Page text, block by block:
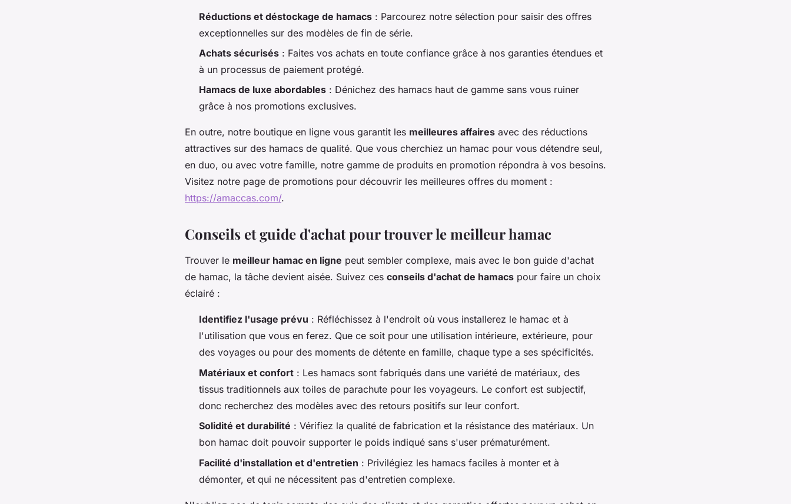
Réductions et déstockage de hamacs : Parcourez notre sélection pour saisir des offres
exceptionnelles sur des modèles de fin de série.
Achats sécurisés : Faites vos achats en toute confiance grâce à nos garanties étendues et
à un processus de paiement protégé.
Hamacs de luxe abordables : Dénichez des hamacs haut de gamme sans vous ruiner
grâce à nos promotions exclusives.
En outre, notre boutique en ligne vous garantit les meilleures affaires avec des réductions
attractives sur des hamacs de qualité. Que vous cherchiez un hamac pour vous détendre seul,
en duo, ou avec votre famille, notre gamme de produits en promotion répondra à vos besoins.
Visitez notre page de promotions pour découvrir les meilleures offres du moment :
https://amaccas.com/.
Conseils et guide d'achat pour trouver le meilleur hamac
Trouver le meilleur hamac en ligne peut sembler complexe, mais avec le bon guide d'achat
de hamac, la tâche devient aisée. Suivez ces conseils d'achat de hamacs pour faire un choix
éclairé :
Identifiez l'usage prévu : Réfléchissez à l'endroit où vous installerez le hamac et à
l'utilisation que vous en ferez. Que ce soit pour une utilisation intérieure, extérieure, pour
des voyages ou pour des moments de détente en famille, chaque type a ses spécificités.
Matériaux et confort : Les hamacs sont fabriqués dans une variété de matériaux, des
tissus traditionnels aux toiles de parachute pour les voyageurs. Le confort est subjectif,
donc recherchez des modèles avec des retours positifs sur leur confort.
Solidité et durabilité : Vérifiez la qualité de fabrication et la résistance des matériaux. Un
bon hamac doit pouvoir supporter le poids indiqué sans s'user prématurément.
Facilité d'installation et d'entretien : Privilégiez les hamacs faciles à monter et à
démonter, et qui ne nécessitent pas d'entretien complexe.